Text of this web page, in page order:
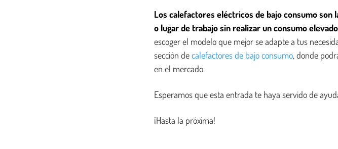
Los calefactores eléctricos de bajo consumo son
o lugar de trabajo sin realizar un consumo elevado
escoger el modelo que mejor se adapte a tus
sección decalefactores de bajo consumo, donde
en el mercado.
Esperamos que esta entrada te haya servido de
¡Hasta la próxima!